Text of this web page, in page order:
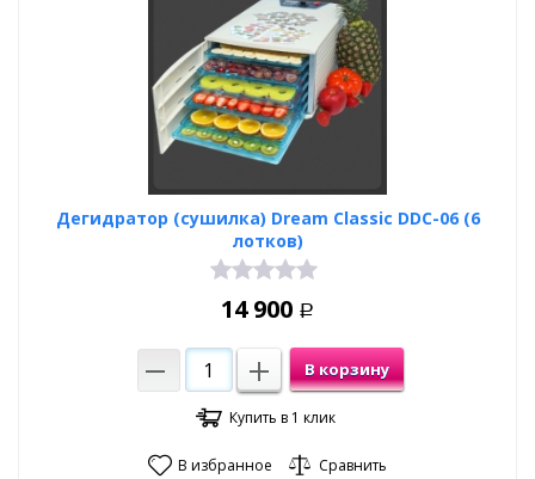
Дегидратор (сушилка) Dream Classic DDC-06 (6
лотков)
14 900 Р
В корзину
Купить в 1 клик
В избранное Сравнить